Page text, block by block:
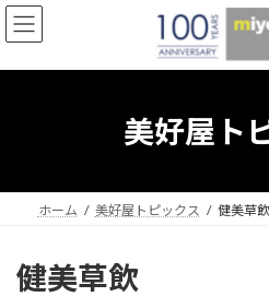
コ
ン
ン
ナ
ビ
ー
美好屋ト
ホーム 美好屋トピックス 健美草飲
健美草飲